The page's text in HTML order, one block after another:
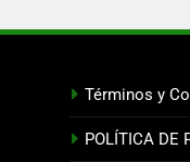
Términos y
POLÍTICA DE